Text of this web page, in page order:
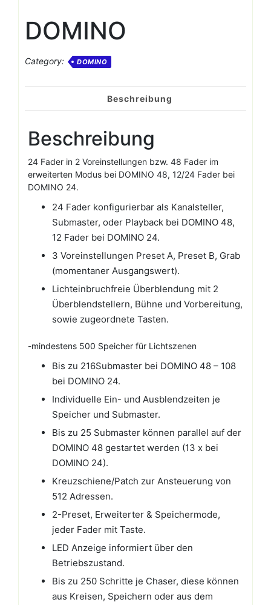
DOMINO
Category: DOMINO
Beschreibung
Beschreibung
24 Fader in 2 Voreinstellungen bzw. 48 Fader im
erweiterten Modus bei DOMINO 48, 12/24 Fader bei
DOMINO 24.
24 Fader konfigurierbar als Kanalsteller,
Submaster, oder Playback bei DOMINO 48,
12 Fader bei DOMINO 24.
3 Voreinstellungen Preset A, Preset B, Grab
(momentaner Ausgangswert).
Lichteinbruchfreie Überblendung mit 2
Überblendstellern, Bühne und Vorbereitung,
sowie zugeordnete Tasten.
-mindestens 500 Speicher für Lichtszenen
Bis zu 216Submaster bei DOMINO 48 – 108
bei DOMINO 24.
Individuelle Ein- und Ausblendzeiten je
Speicher und Submaster.
Bis zu 25 Submaster können parallel auf der
DOMINO 48 gestartet werden (13 x bei
DOMINO 24).
Kreuzschiene/Patch zur Ansteuerung von
512 Adressen.
2-Preset, Erweiterter & Speichermode,
jeder Fader mit Taste.
LED Anzeige informiert über den
Betriebszustand.
Bis zu 250 Schritte je Chaser, diese können
aus Kreisen, Speichern oder aus dem